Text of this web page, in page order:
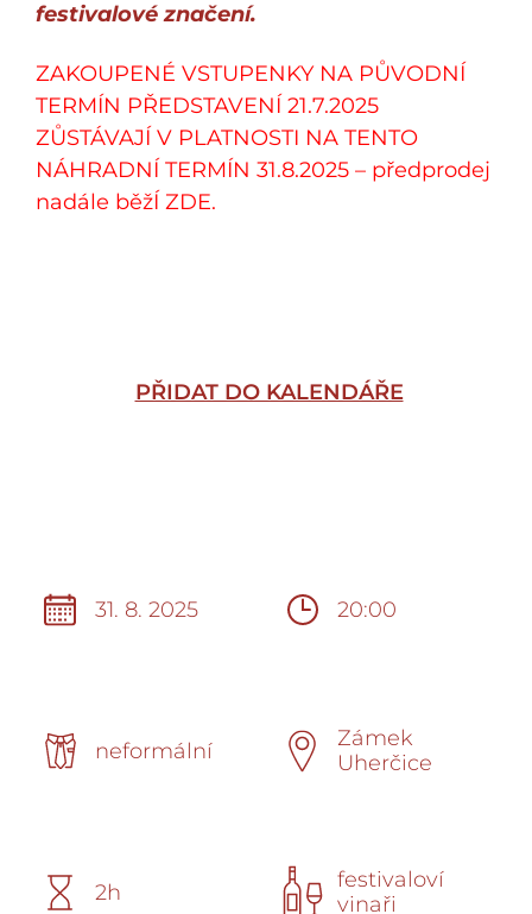
festivalové značení.
ZAKOUPENÉ VSTUPENKY NA PŮVODNÍ
TERMÍN PŘEDSTAVENÍ 21.7.2025
ZŮSTÁVAJÍ V PLATNOSTI NA TENTO
NÁHRADNÍ TERMÍN 31.8.2025 – předprodej
nadále běžÍ ZDE.
PŘIDAT DO KALENDÁŘE
31. 8. 2025 20:00
neformální
Zámek
Uherčice
2h
festivaloví
vinaři